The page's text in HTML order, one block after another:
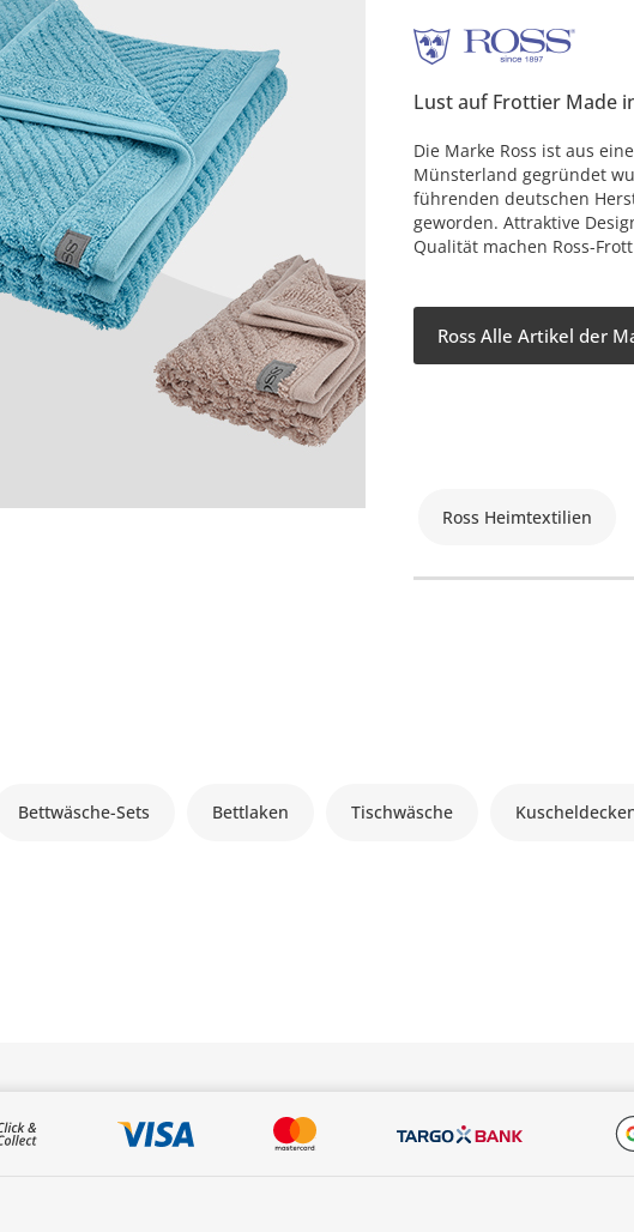
Lust auf Frottier Made
Die Marke Ross ist aus
Münsterland gegründet
führenden deutschen
geworden. Attraktive
Qualität machen Ross-
Ross Alle Artikel der
Ross Heimtextilien
Bettwäsche-Sets Bettlaken Tischwäsche